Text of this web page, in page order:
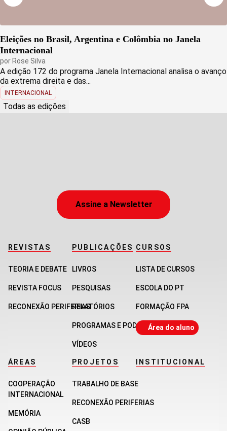
Eleições no Brasil, Argentina e Colômbia no Janela
Internacional
por Rose Silva
A edição 172 do programa Janela Internacional analisa o avanço
da extrema direita e das...
INTERNACIONAL
Todas as edições
Assine a Newsletter
REVISTAS
TEORIA E DEBATE
REVISTA FOCUS
RECONEXÃO PERIFERIAS
PUBLICAÇÕES
LIVROS
PESQUISAS
RELATÓRIOS
PROGRAMAS E PODCASTS
VÍDEOS
CURSOS
LISTA DE CURSOS
ESCOLA DO PT
FORMAÇÃO FPA
Área do aluno
ÁREAS
COOPERAÇÃO
INTERNACIONAL
MEMÓRIA
PROJETOS
TRABALHO DE BASE
RECONEXÃO PERIFERIAS
CASB
INSTITUCIONAL